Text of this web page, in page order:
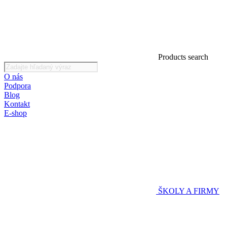
Products search
O nás
Podpora
Blog
Kontakt
E-shop
ŠKOLY A FIRMY